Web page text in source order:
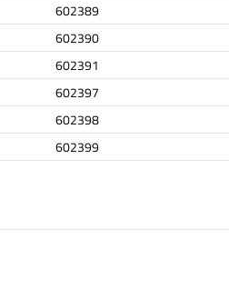
602389
602390
602391
602397
602398
602399